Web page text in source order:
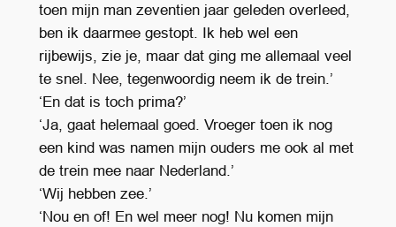
toen mijn man zeventien jaar geleden overleed,
ben ik daarmee gestopt. Ik heb wel een
rijbewijs, zie je, maar dat ging me allemaal veel
te snel. Nee, tegenwoordig neem ik de trein.’
‘En dat is toch prima?’
‘Ja, gaat helemaal goed. Vroeger toen ik nog
een kind was namen mijn ouders me ook al met
de trein mee naar Nederland.’
‘Wij hebben zee.’
‘Nou en of! En wel meer nog! Nu komen mijn